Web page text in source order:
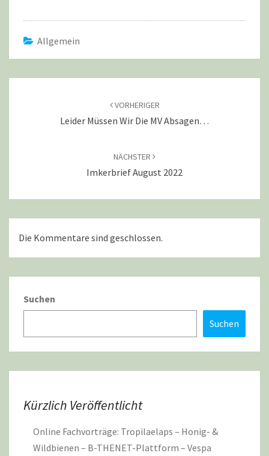
Allgemein
VORHERIGER
Leider Müssen Wir Die MV Absagen…
NÄCHSTER
Imkerbrief August 2022
Die Kommentare sind geschlossen.
Suchen
Suchen
Kürzlich Veröffentlicht
Online Fachvorträge: Tropilaelaps – Honig- &
Wildbienen – B-THENET-Plattform – Vespa